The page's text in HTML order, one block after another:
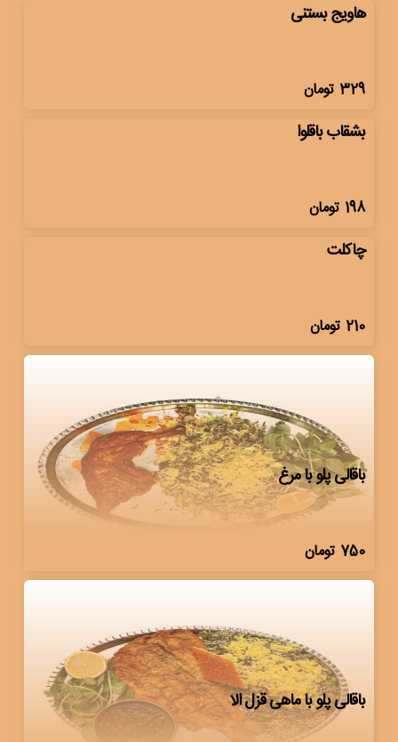
هاویج بستنی
329 تومان
بشقاب باقلوا
198 تومان
چاکلت
210 تومان
باقالی پلو با مرغ
750 تومان
باقالی پلو با ماهی قزل الا